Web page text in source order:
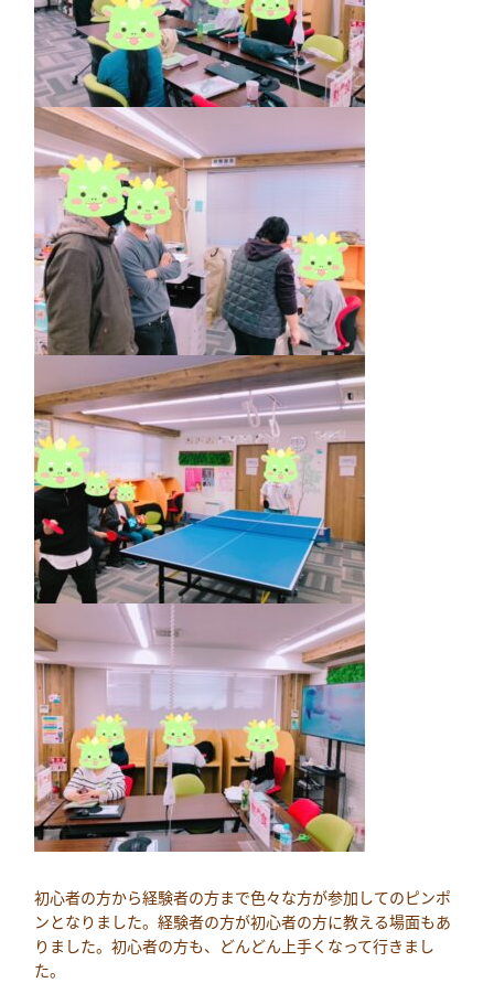
初心者の方から経験者の方まで色々な方が参加してのピンポ
ンとなりました。経験者の方が初心者の方に教える場面もあ
りました。初心者の方も、どんどん上手くなって行きまし
た。